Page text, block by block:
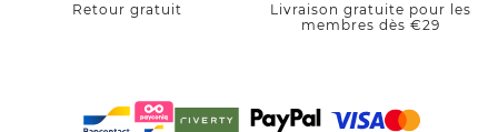
Retour gratuit
Livraison gratuite pour les
membres dès €29